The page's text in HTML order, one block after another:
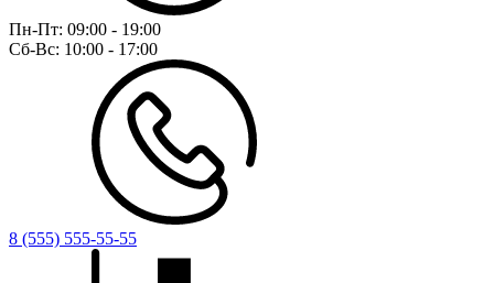
Пн-Пт: 09:00 - 19:00
Сб-Вс: 10:00 - 17:00
8 (555) 555-55-55